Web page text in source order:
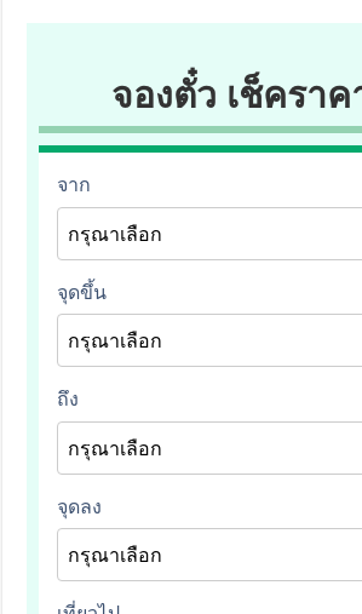
จองตั๋ว เช็ครา